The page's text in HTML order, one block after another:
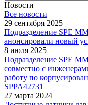
Новости
Все новости
29 сентября 2025
Подразделение SPE
анонсировали новый
8 июля 2025
Подразделение SPE
совместно с
работу по
SPPA42731
27 марта 2024